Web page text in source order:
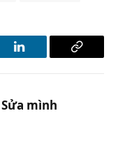
LinkedIn
Copy
mình